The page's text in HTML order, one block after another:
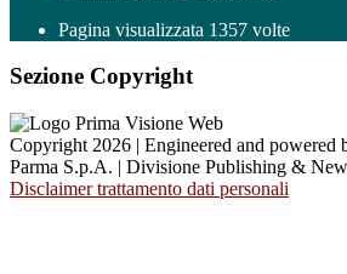
Pagina visualizzata 1357 volte
Sezione Copyright
Copyright 2026 | Engineered and powered
Parma S.p.A. | Divisione Publishing &
Disclaimer trattamento dati personali